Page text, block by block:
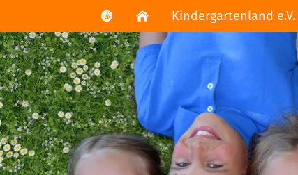
Kindergartenland e.V.